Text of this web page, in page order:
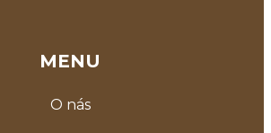
MENU
O nás